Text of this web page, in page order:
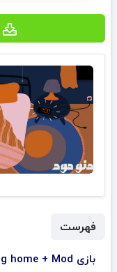
فهرست
بازی Leaving home + Mod ترک خانه هک شده برای اندروید